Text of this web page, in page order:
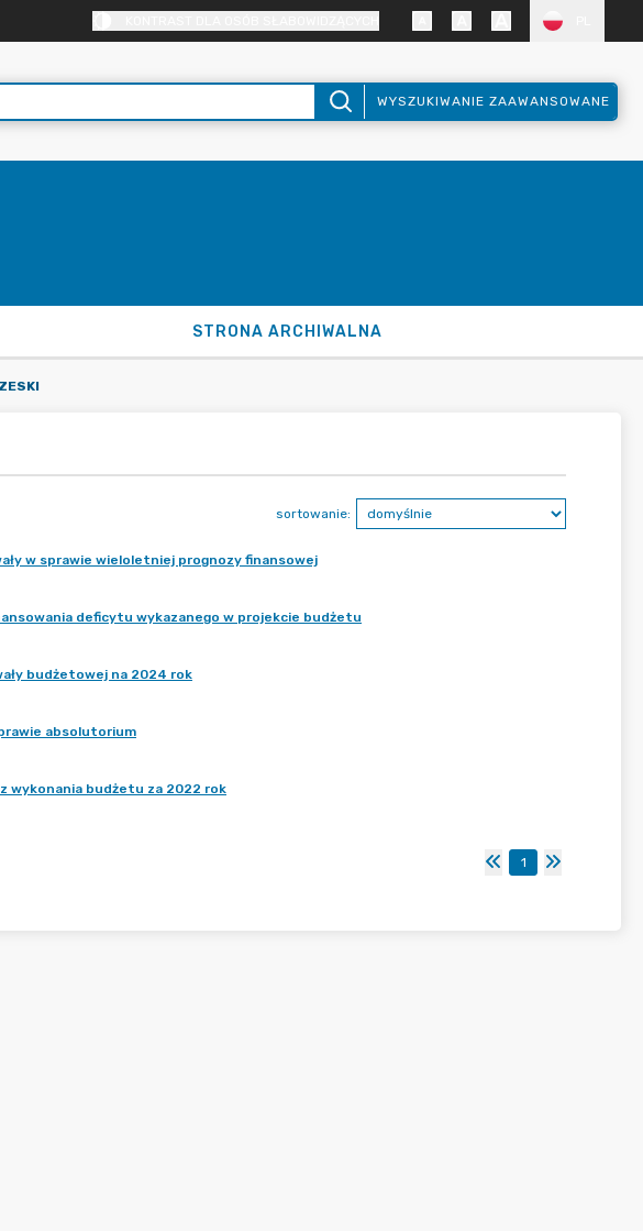
WYSZUKIWANIE ZAAWANSOWANE
STRONA ARCHIWALNA
sortowanie:
w sprawie wieloletniej prognozy finansowej
deficytu wykazanego w projekcie budżetu
budżetowej na 2024 rok
absolutorium
wykonania budżetu za 2022 rok
1